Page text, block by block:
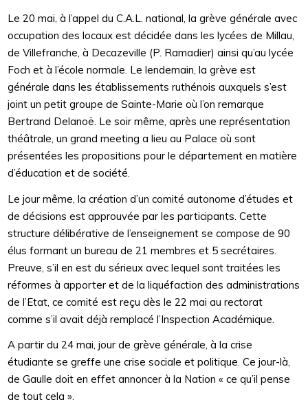
Le 20 mai, à l’appel du C.A.L. national, la grève générale avec
occupation des locaux est décidée dans les lycées de Millau,
de Villefranche, à Decazeville (P. Ramadier) ainsi qu’au lycée
Foch et à l’école normale. Le lendemain, la grève est
générale dans les établissements ruthénois auxquels s’est
joint un petit groupe de Sainte-Marie où l’on remarque
Bertrand Delanoë. Le soir même, après une représentation
théâtrale, un grand meeting a lieu au Palace où sont
présentées les propositions pour le département en matière
d’éducation et de société.
Le jour même, la création d’un comité autonome d’études et
de décisions est approuvée par les participants. Cette
structure délibérative de l’enseignement se compose de 90
élus formant un bureau de 21 membres et 5 secrétaires.
Preuve, s’il en est du sérieux avec lequel sont traitées les
réformes à apporter et de la liquéfaction des administrations
de l’Etat, ce comité est reçu dès le 22 mai au rectorat
comme s’il avait déjà remplacé l’Inspection Académique.
A partir du 24 mai, jour de grève générale, à la crise
étudiante se greffe une crise sociale et politique. Ce jour-là,
de Gaulle doit en effet annoncer à la Nation « ce qu’il pense
de tout cela ».